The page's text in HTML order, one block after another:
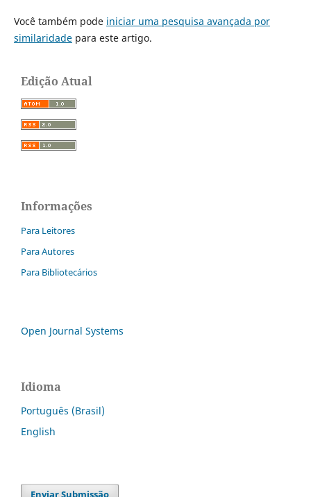
Você também pode iniciar uma pesquisa avançada por
similaridadepara este artigo.
Edição Atual
Informações
Para Leitores
Para Autores
Para Bibliotecários
Open Journal Systems
Idioma
Português (Brasil)
English
Enviar Submissão